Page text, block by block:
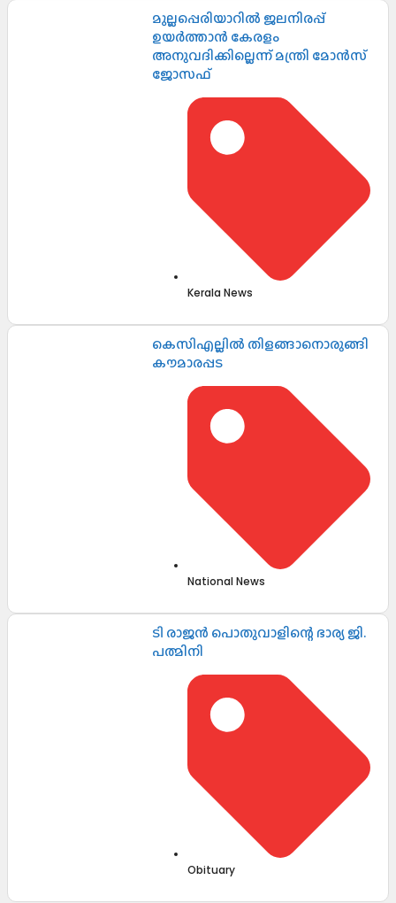
മുല്ലപ്പെരിയാറിൽ ജലനിരപ്പ്
ഉയർത്താൻ കേരളം
അനുവദിക്കില്ലെന്ന് മന്ത്രി മോൻസ്
ജോസഫ്
Kerala News
കെസിഎല്ലിൽ തിളങ്ങാനൊരുങ്ങി
കൗമാരപ്പട
National News
ടി രാജൻ പൊതുവാളിന്റെ ഭാര്യ ജി.
പത്മിനി
Obituary